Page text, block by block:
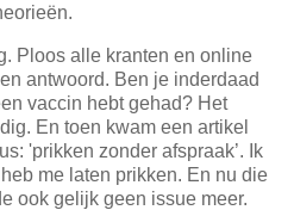
Ploos alle kranten en online
antwoord. Ben je inderdaad
vaccin hebt gehad? Het
En toen kwam een artikel
'prikken zonder afspraak’. Ik
me laten prikken. En nu die
ook gelijk geen issue meer.